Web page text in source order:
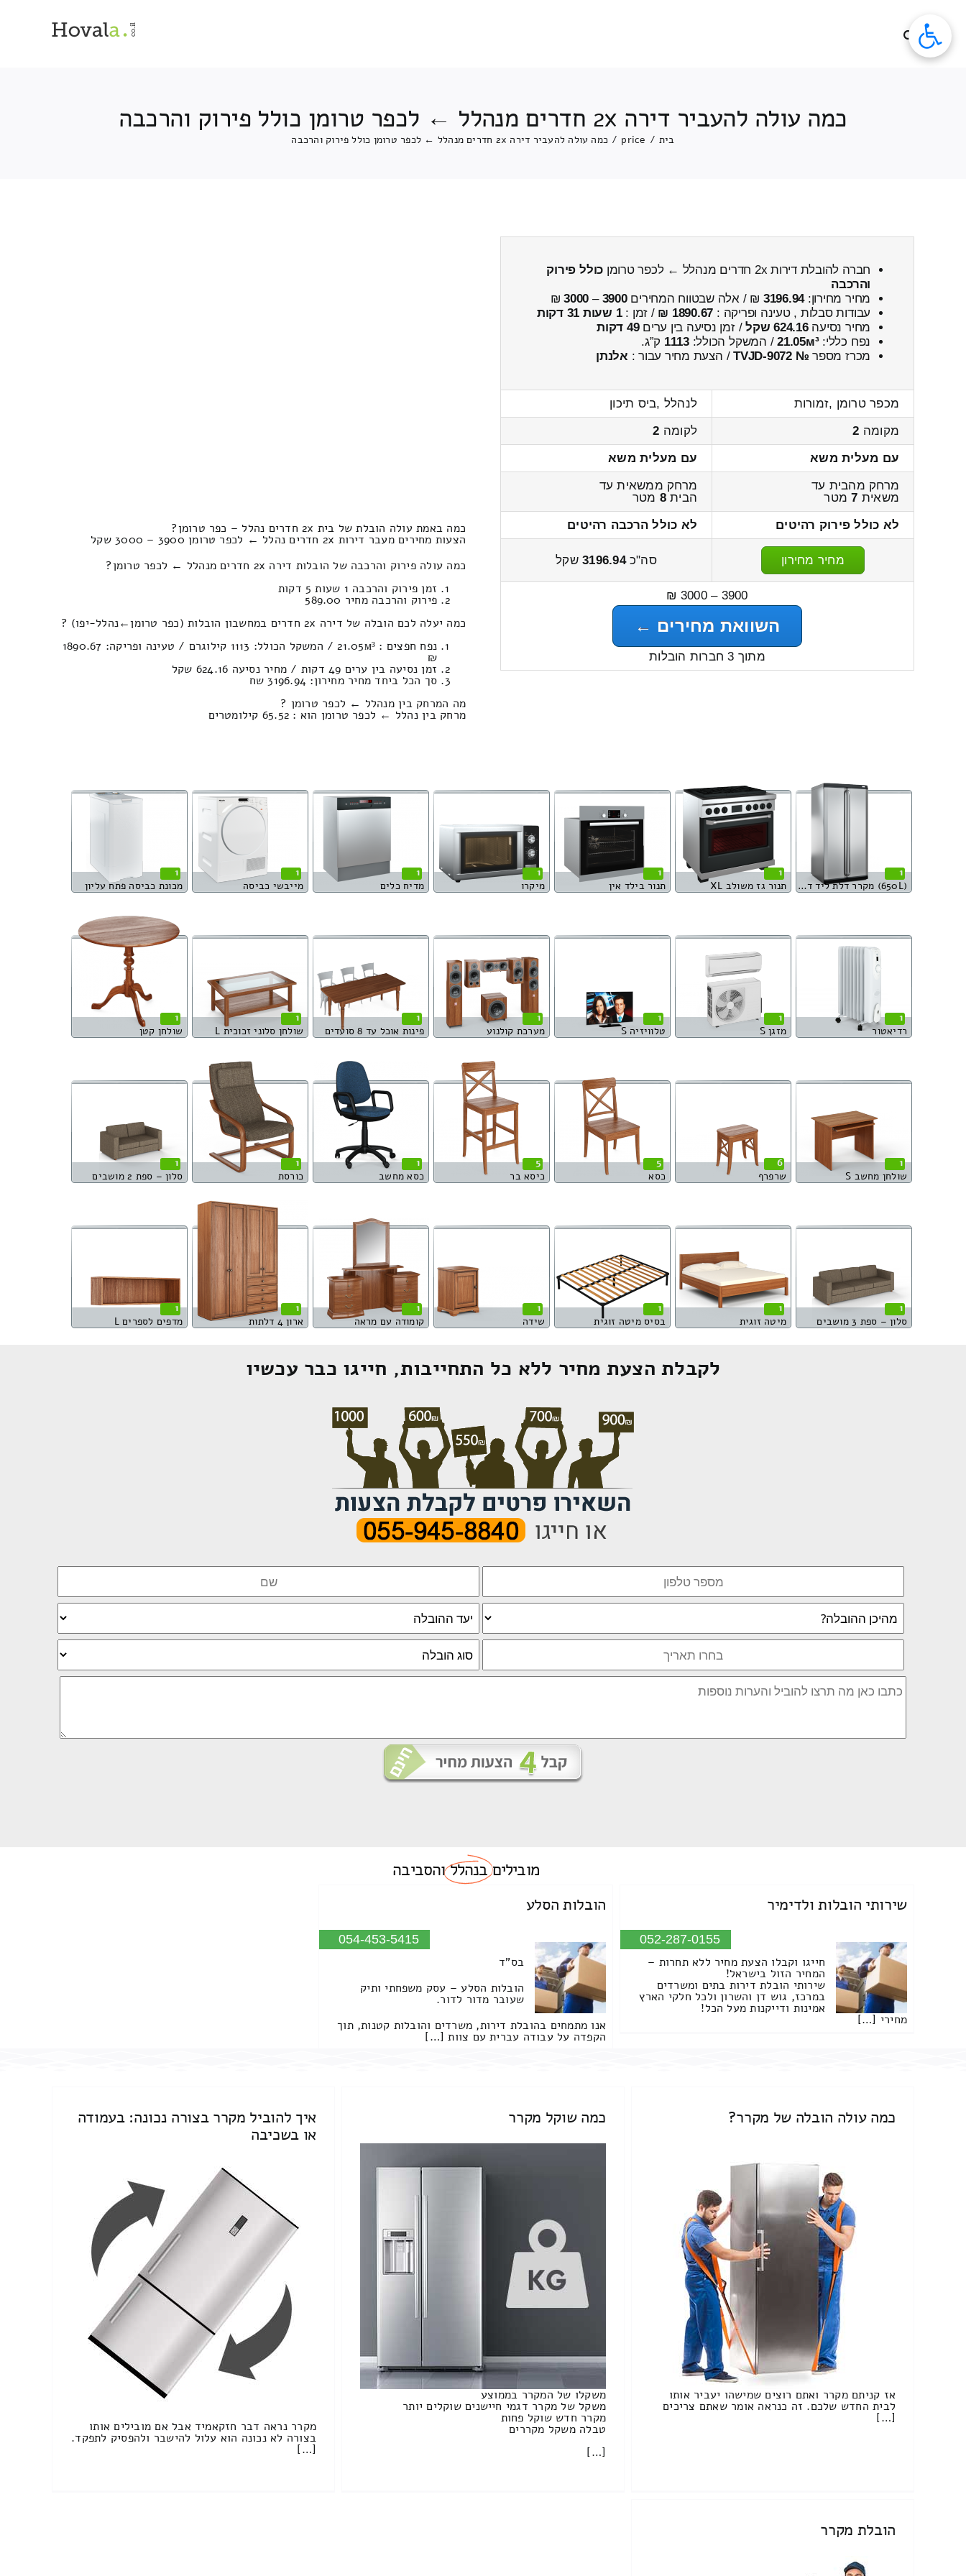
כמה עולה להעביר דירה 2x חדרים מנהלל ← לכפר טרומן כולל פירוק והרכבה
בית /
price
/ כמה עולה להעביר דירה 2x חדרים מנהלל ← לכפר טרומן כולל פירוק והרכבה
חברה להובלת דירות 2x חדרים מנהלל ← לכפר טרומן
כולל פירוק
והרכבה
מחיר מחירון:3196.94 ₪ / אלה שבטווח המחירים3900
–
3000
₪
עבודות סבלות , טעינה ופריקה : 1890.67 ₪ / זמן :1 שעות 31 דקות
מחיר נסיעה624.16 שקל / זמן נסיעה בין ערים49 דקות
נפח כללי:21.05м³/ המשקל הכולל:1113 ק”ג.
מכרז מספר № TVJD-9072 / הצעת מחיר עבור : אלנתן
מכפר טרומן ,זמורות
לנהלל ,ביס תיכון
מקומה 2 לקומה 2
עם מעלית משא
עם מעלית משא
מרחק מהבית עד
משאית 7מטר
מרחק ממשאית עד
הבית8 מטר
לא כולל פירוק רהיטים
לא כולל הרכבה רהיטים
מחיר מחירון סה"כ3196.94שקל
3900 – 3000 ₪
השוואת מחירים ←
מתוך 3 חברות הובלות
כמה באמת עולה הובלת של בית 2x חדרים נהלל – כפר טרומן?
הצעות מחירים מעבר דירות 2x חדרים נהלל ← לכפר טרומן 3900 – 3000 שקל
כמה עולה פירוק והרכבה של הובלות דירה 2x חדרים מנהלל ← לכפר טרומן?
זמן פירוק והרכבה 1 שעות 5 דקות
פירוק והרכבה מחיר 589.00
כמה יעלה לכם הובלה של דירה 2x חדרים במחשבון הובלות (כפר טרומן‎←‏נהלל-יפו) ?
נפח חפצים : 21.05м³ / המשקל הכולל: 1113 קילוגרם / טעינה ופריקה: 1890.67
₪
זמן נסיעה בין ערים 49 דקות / מחיר נסיעה 624.16 שקל
סך הכל ביחד מחיר מחירון: 3196.94 שח
מה המרחק בין מנהלל ← לכפר טרומן ?
מרחק בין נהלל ← לכפר טרומן הוא : 65.52 קילומטרים
1
(650L) מקרר דלת ליד דלת
1
תנור גז משולב XL
1
תנור בילד אין
1
מיקרו
1
מדיח כלים
1
מייבשי כביסה
1
מכונת כביסה פתח עליון
1
רדיאטור
1
מזגן S
1
טלוויזיה S
1
מערכת קולנוע
1
פינות אוכל עד 8 סועדים
1
שולחן סלוני זכוכית L
1
שולחן קטן
1
שולחן מחשב S
6
שרפרף
5
כסא
5
כיסא בר
1
כסא מחשב
1
כורסת
1
סלון – ספת 2 מושבים
1
סלון – ספת 3 מושבים
1
מיטה זוגית
1
בסיס מיטה זוגית
1
שידה
1
קומודה עם מראה
1
ארון 4 דלתות
1
מדפים לספרים L
לקבלת הצעת מחיר ללא כל התחייבות, חייגו כבר עכשיו
מוביליםבנהללוהסביבה
שירותי הובלות ולדימיר
052-287-0155
חייגו וקבלו הצעת מחיר ללא תחרות –
המחיר הזול בישראל!
שירותי הובלת דירות בתים ומשרדים
במרכז, גוש דן והשרון ולכל חלקי הארץ
אמינות ודייקנות מעל הכל!
מחירי […]
הובלות הסלע
054-453-5415
בס"ד
הובלות הסלע – עסק משפחתי ותיק
שעובר מדור לדור.
אנו מתמחים בהובלת דירות, משרדים והובלות קטנות, תוך
הקפדה על עבודה עברית עם צוות […]
כמה עולה הובלה של מקרר?
אז קניתם מקרר ואתם רוצים שמישהו יעביר אותו
לבית החדש שלכם. זה כנראה אומר שאתם צריכים
[…]
כמה שוקל מקרר
משקלו של המקרר בממוצע
משקל של מקרר דגמי חיישנים שוקלים יותר
מקרר חדש שוקל פחות
טבלה משקל מקררים
[…]
איך להוביל מקרר בצורה נכונה: בעמודה
או בשכיבה
מקרר נראה דבר חזקאמיד אבל אם מובילים אותו
בצורה לא נכונה הוא עלול להישבר ולהפסיק לתפקד.
[…]
הובלת מקרר